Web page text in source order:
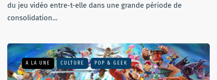
du jeu vidéo entre-t-elle dans une grande période de
consolidation…
A LA UNE CULTURE POP & GEEK